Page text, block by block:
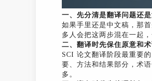
一、先分清是翻译问题还
如果手里还是中文稿，那
多人会把这两步混在一起
二、翻译时先保住原意和
SCI 论文翻译阶段最重要
要、方法和结果部分，术
多。